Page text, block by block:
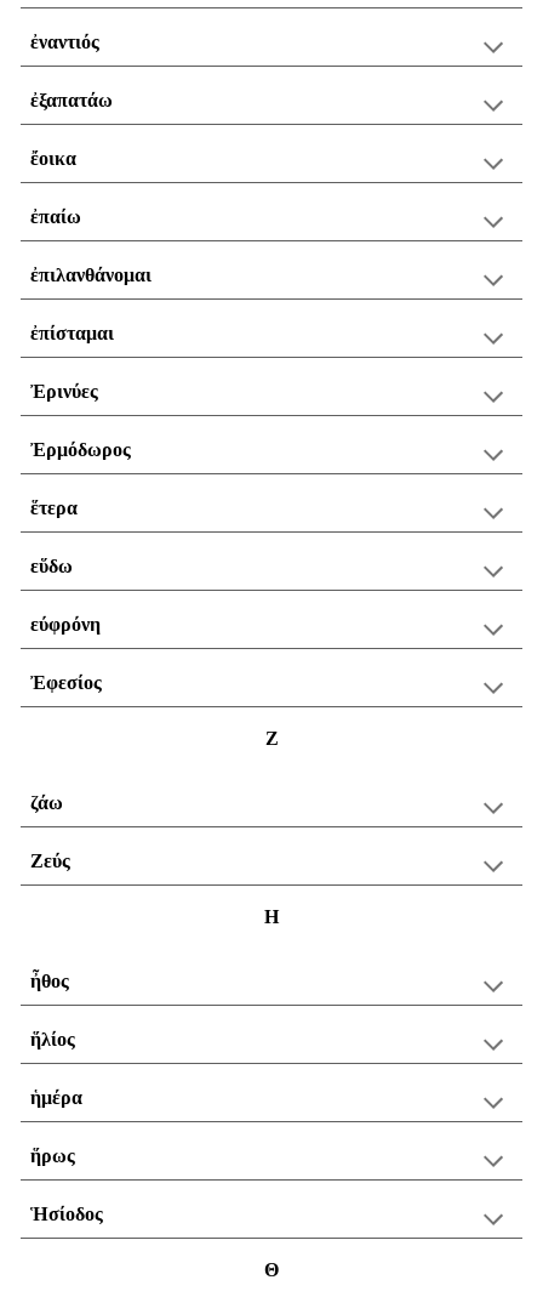
ἐναντιός
ἐξαπατάω
ἔοικα
ἐπαίω
ἐπιλανθάνομαι
ἐπίσταμαι
Ἐρινύες
Ἐρμόδωρος
ἕτερα
εὕδω
εύφρόνη
Ἐφεσίος
Ζ
ζάω
Ζεύς
Η
ἦθος
ἥλίος
ἡμέρα
ἥρως
Ἡσίοδος
Θ